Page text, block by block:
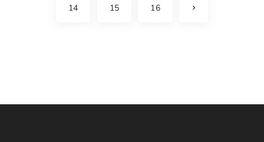
14 15 16 N